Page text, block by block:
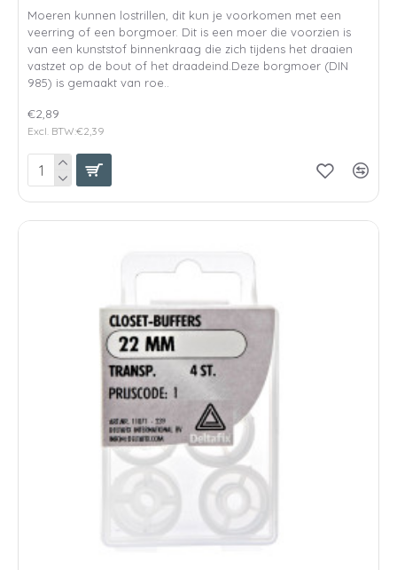
Moeren kunnen lostrillen, dit kun je voorkomen met een
veerring of een borgmoer. Dit is een moer die voorzien is
van een kunststof binnenkraag die zich tijdens het draaien
vastzet op de bout of het draadeind.Deze borgmoer (DIN
985) is gemaakt van roe..
€2,89
Excl. BTW:€2,39